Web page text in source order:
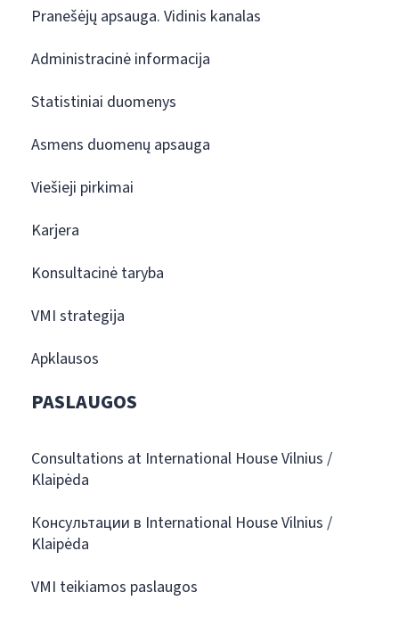
Pranešėjų apsauga. Vidinis kanalas
Administracinė informacija
Statistiniai duomenys
Asmens duomenų apsauga
Viešieji pirkimai
Karjera
Konsultacinė taryba
VMI strategija
Apklausos
PASLAUGOS
Consultations at International House Vilnius /
Klaipėda
Консультации в International House Vilnius /
Klaipėda
VMI teikiamos paslaugos